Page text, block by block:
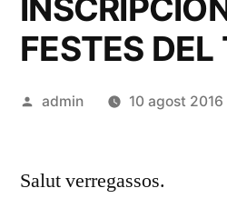
FESTES DEL
Publicat
admin 10 agost 2016
Salut verregassos.